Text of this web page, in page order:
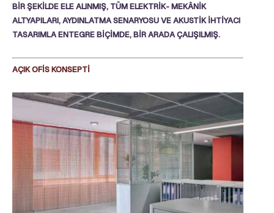
BİR ŞEKİLDE ELE ALINMIŞ, TÜM ELEKTRİK- MEKÂNİK
ALTYAPILARI, AYDINLATMA SENARYOSU VE AKUSTİK İHTİYACI
TASARIMLA ENTEGRE BİÇİMDE, BİR ARADA ÇALIŞILMIŞ.
AÇIK OFİS KONSEPTİ